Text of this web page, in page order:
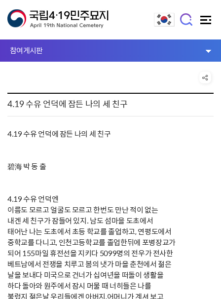
참여게시판
4.19 수유 언덕에 잠든 나의 세 친구
4.19 수유 언덕에 잠든 나의 세 친구
碧海 박 동 출
4.19 수유 언덕엔
이름도 모르고 얼굴도 모르고 한번도 만난 적이 없는
내겐 세 친구가 잠들어 있지. 남도 섬마을 도초에서
태어난 나는 도초에서 초등 학교를 졸업하고, 연평도에서
중학교를 다니고, 인천고등학교를 졸업한뒤에 포병장교가
되어 155마일 휴전선을 지키다 5099명의 전우가 전사한
베트남에서 전쟁을 치루고 봄의 냇가 마을 춘천에서 젊은
날을 보내다 미국으로 건너가 십여년을 떠돌이 생활을
하다 돌아와 원주에서 잠시 머물 때 너히들은 나를
불렀지 젊은날 우리들에겐 아버지,어머니가 계셔 보고